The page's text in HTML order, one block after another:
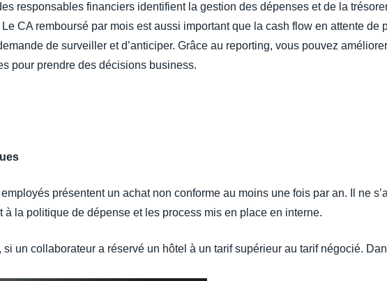
responsables financiers identifient la gestion des dépenses et de la
CA remboursé par mois est aussi important que la cash flow en attente de
de surveiller et d’anticiper.​ Grâce au reporting, vous pouvez
pour prendre des décisions business.
présentent un achat non conforme au moins une fois par an. Il ne
la politique de dépense et les process mis en place en interne.
un collaborateur a réservé un hôtel à un tarif supérieur au tarif négocié.